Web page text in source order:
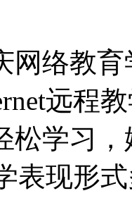
络教育
远程
松学习
表现形